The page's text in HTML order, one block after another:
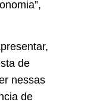
de
nessas
de